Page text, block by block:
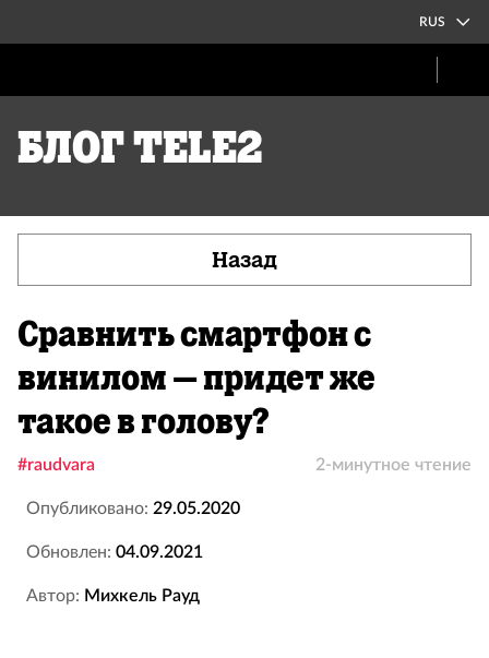
RUS
Блог Tele2
Назад
Сравнить смартфон с
винилом – придет же
такое в голову?
#raudvara 2-минутное чтение
Опубликовано: 29.05.2020
Обновлен: 04.09.2021
Автор: Михкель Рауд